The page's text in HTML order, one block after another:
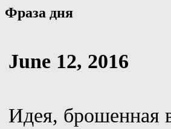
Фраза дня
June 12, 2016
Идея, брошенная